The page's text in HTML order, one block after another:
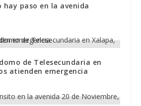
hay paso en la avenida
de Telesecundaria en
atienden emergencia